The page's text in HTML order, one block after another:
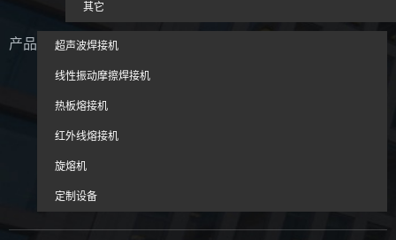
其它
产品 超声波焊接机
线性振动摩擦焊接机
热板熔接机
红外线熔接机
旋熔机
定制设备